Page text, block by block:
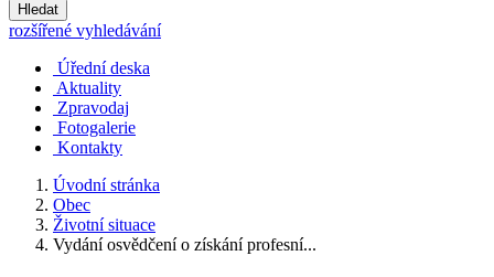
Hledat
rozšířené vyhledávání
Úřední deska
Aktuality
Zpravodaj
Fotogalerie
Kontakty
Úvodní stránka
Obec
Životní situace
Vydání osvědčení o získání profesní...